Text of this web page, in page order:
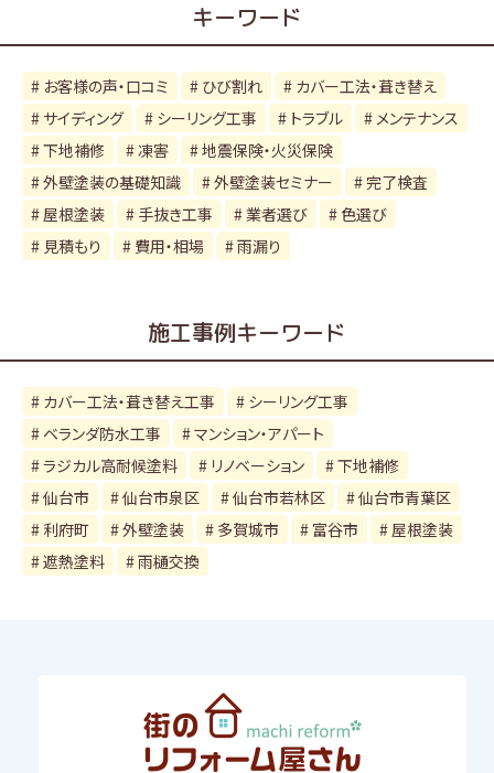
キーワード
お客様の声・口コミ ひび割れ
カバー工法・葺き替え
サイディング
シーリング工事 トラブル
メンテナンス
下地補修
凍害
地震保険・火災保険
外壁塗装の基礎知識
外壁塗装セミナー
完了検査
屋根塗装
手抜き工事 業者選び
色選び
見積もり
費用・相場 雨漏り
施工事例キーワード
カバー工法・葺き替え工事
シーリング工事
ベランダ防水工事
マンション・アパート
ラジカル高耐候塗料
リノベーション
下地補修
仙台市
仙台市泉区 仙台市若林区
仙台市青葉区
利府町
外壁塗装 多賀城市 富谷市
屋根塗装
遮熱塗料
雨樋交換